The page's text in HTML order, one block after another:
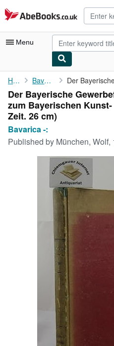
Skip to main content
AbeBooks.co.uk
Menu
My Account
My Purchases
Advanced Search
Browse Collections
Art & Collectables
Home Bavarica -:
Der Bayerische
zum Bayerischen
Zeit. 26 cm)
Bavarica -:
Published by München, Wolf,